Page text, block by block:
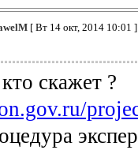
[ Вт 14 окт, 2014 10:01 ]
скажет ?